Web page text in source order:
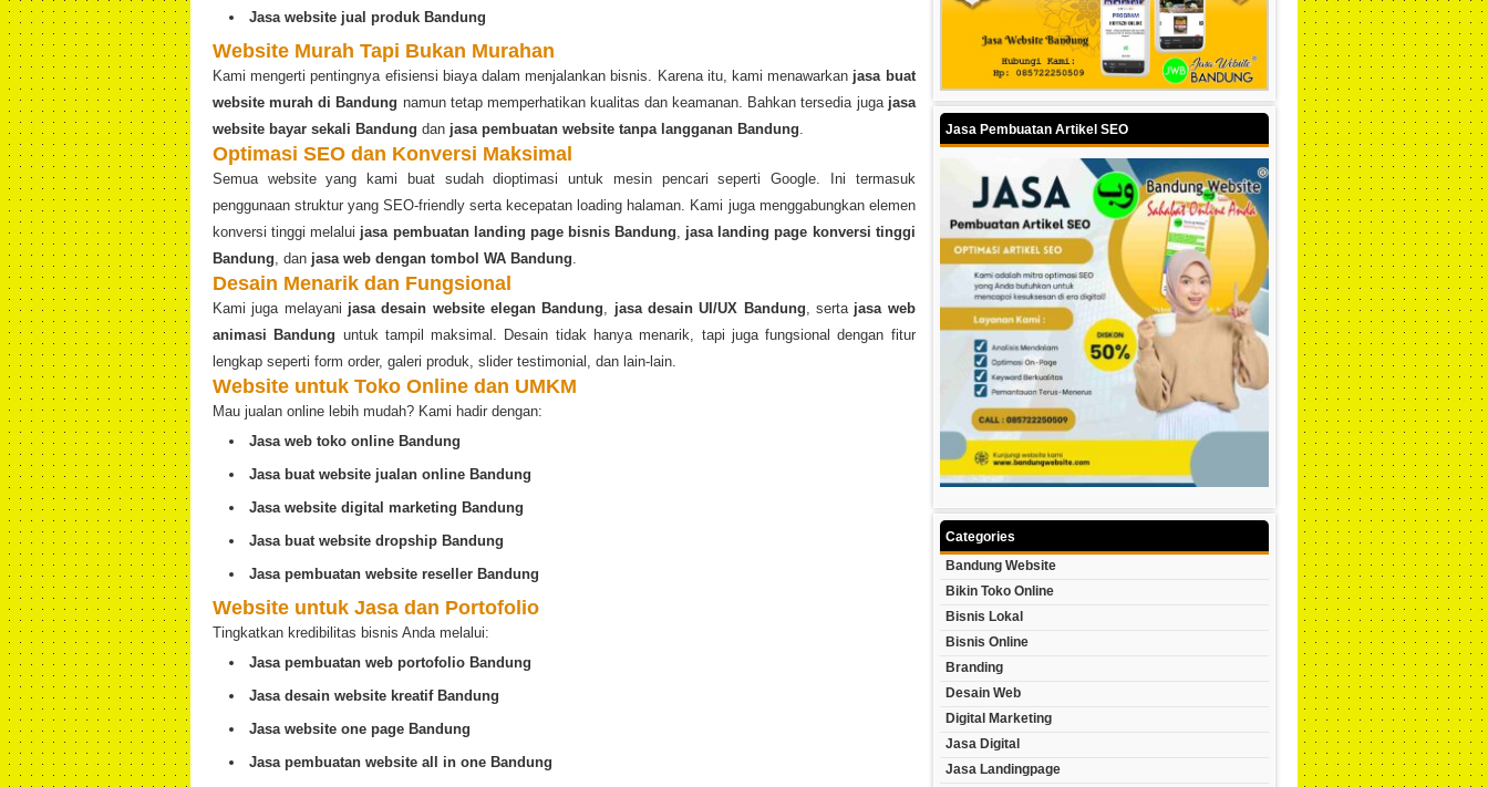
Jasa website jual produk Bandung
Website Murah Tapi Bukan Murahan
Kami mengerti pentingnya efisiensi biaya dalam menjalankan bisnis. Karena itu, kami menawarkan jasa buat
website murah di Bandung namun tetap memperhatikan kualitas dan keamanan. Bahkan tersedia juga jasa
website bayar sekali Bandung dan jasa pembuatan website tanpa langganan Bandung
Optimasi SEO dan Konversi Maksimal
Semua website yang kami buat sudah dioptimasi untuk mesin pencari seperti Google. Ini termasuk
penggunaan struktur yang SEO-friendly serta kecepatan loading halaman. Kami juga menggabungkan elemen
konversi tinggi melalui jasa pembuatan landing page bisnis Bandung
jasa landing page konversi tinggi
Bandung , dan jasa web dengan tombol WA Bandung
Desain Menarik dan Fungsional
Kami juga melayani jasa desain website elegan Bandung jasa desain UI/UX Bandung , serta jasa web
animasi Bandung untuk tampil maksimal. Desain tidak hanya menarik, tapi juga fungsional dengan fitur
lengkap seperti form order, galeri produk, slider testimonial, dan lain-lain.
Website untuk Toko Online dan UMKM
Mau jualan online lebih mudah? Kami hadir dengan:
Jasa web toko online Bandung
Jasa buat website jualan online Bandung
Jasa website digital marketing Bandung
Jasa buat website dropship Bandung
Jasa pembuatan website reseller Bandung
Website untuk Jasa dan Portofolio
Tingkatkan kredibilitas bisnis Anda melalui:
Jasa pembuatan web portofolio Bandung
Jasa desain website kreatif Bandung
Jasa website one page Bandung
Jasa pembuatan website all in one Bandung
Jasa Pembuatan Artikel SEO
Categories
Bandung Website
Bikin Toko Online
Bisnis Lokal
Bisnis Online
Branding
Desain Web
Digital Marketing
Jasa Digital
Jasa Landingpage